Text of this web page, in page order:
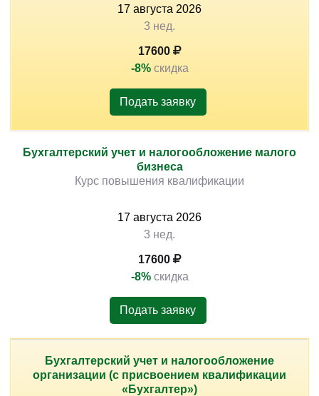
17 августа 2026
3 нед.
17600
-8% скидка
Подать заявку
Бухгалтерский учет и налогообложение малого
бизнеса
Курс повышения квалификации
17 августа 2026
3 нед.
17600
-8% скидка
Подать заявку
Бухгалтерский учет и налогообложение
организации (с присвоением квалификации
«Бухгалтер»)